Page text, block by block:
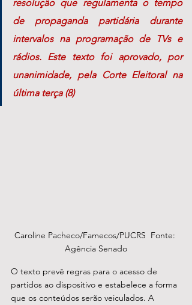
resolução que regulamenta o tempo
de propaganda partidária durante
intervalos na programação de TVs e
rádios. Este texto foi aprovado, por
unanimidade, pela Corte Eleitoral na
última terça (8)
Caroline Pacheco/Famecos/PUCRS  Fonte:
Agência Senado
O texto prevê regras para o acesso de
partidos ao dispositivo e estabelece a forma
que os conteúdos serão veiculados. A